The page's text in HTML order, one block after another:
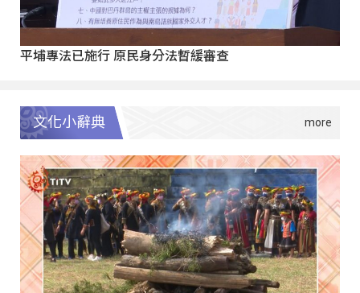
平埔專法已施行 原民身分法暫緩審查
文化小辭典